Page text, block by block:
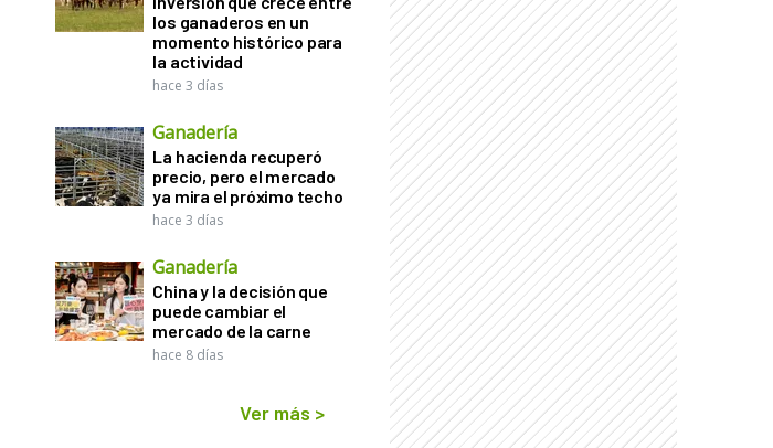
los ganaderos en un
momento histórico para
la actividad
hace 3 días
Ganadería
La hacienda recuperó
precio, pero el mercado
ya mira el próximo techo
hace 3 días
Ganadería
China y la decisión que
puede cambiar el
mercado de la carne
hace 8 días
Ver más >